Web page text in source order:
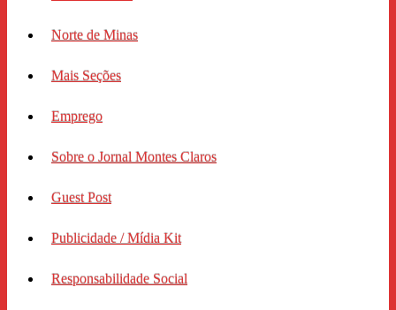
Norte de Minas
Mais Seções
Emprego
Sobre o Jornal Montes Claros
Guest Post
Publicidade / Mídia Kit
Responsabilidade Social